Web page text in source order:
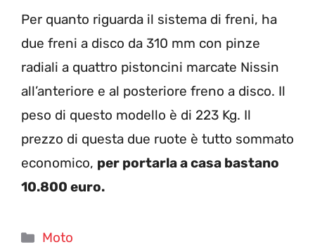
Per quanto riguarda il sistema di freni, ha
due freni a disco da 310 mm con pinze
radiali a quattro pistoncini marcate Nissin
all’anteriore e al posteriore freno a disco. Il
peso di questo modello è di 223 Kg. Il
prezzo di questa due ruote è tutto sommato
economico, per portarla a casa bastano
10.800 euro.
Categorie
Moto